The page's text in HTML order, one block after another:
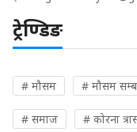
ट्रेण्डिङ
# मौसम # मौसम
# समाज # कोरना